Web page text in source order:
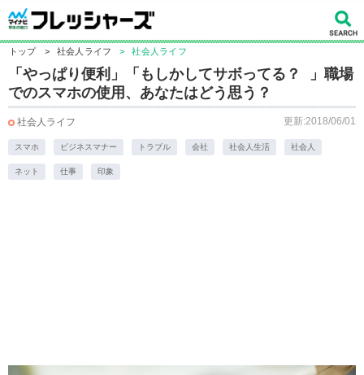
トップ > 社会人ライフ > 社会人ライフ
「やっぱり便利」「もしかしてサボってる？ 」職場
でのスマホの使用、あなたはどう思う？
社会人ライフ 更新:2018/06/01
スマホ ビジネスマナー トラブル 会社 社会人生活 社会人
ネット 仕事 印象